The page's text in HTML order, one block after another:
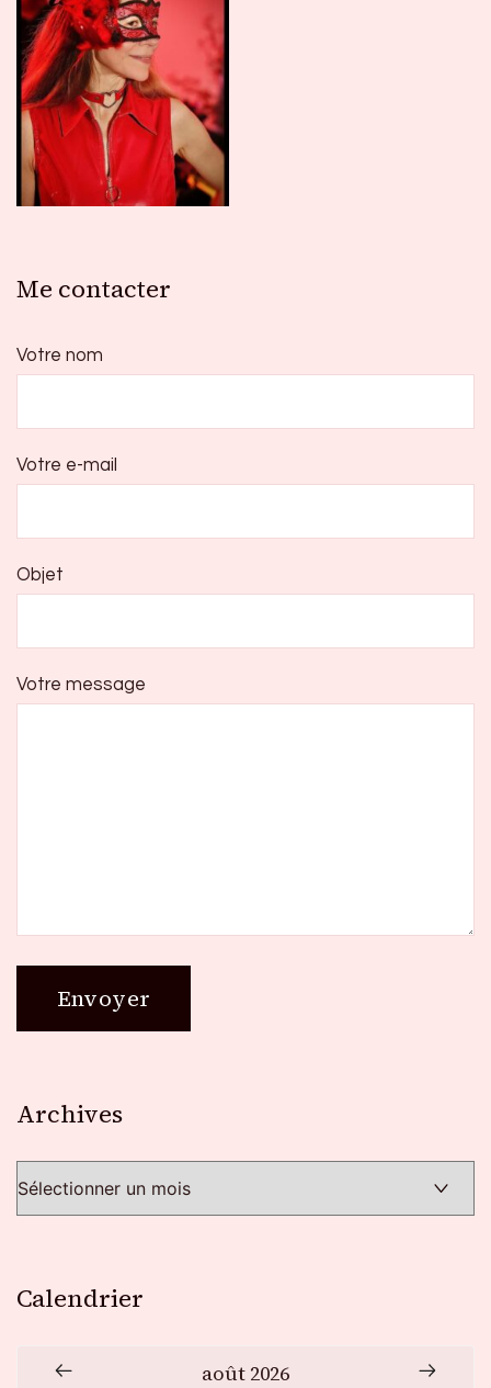
Me contacter
Votre nom
Votre e-mail
Objet
Votre message
Archives
Calendrier
août 2026